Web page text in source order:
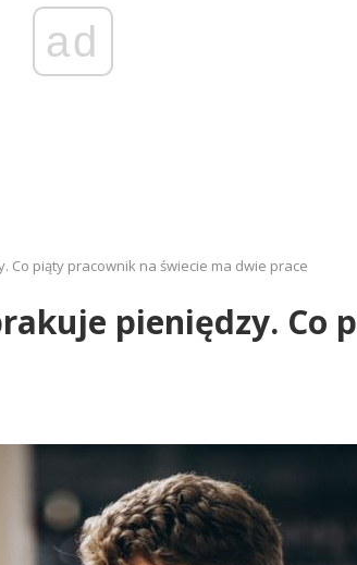
ad
Co piąty pracownik na świecie ma dwie prace
pieniędzy. Co